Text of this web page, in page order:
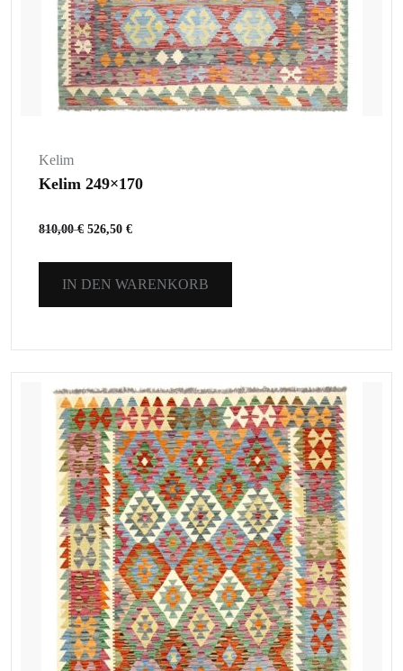
Kelim
Kelim 249×170
810,00€ 526,50 €
IN DEN WARENKORB